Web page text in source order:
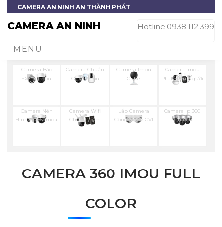
CAMERA AN NINH AN THÀNH PHÁT
CAMERA AN NINH Hotline 0938.112.399
MENU
Camera Báo
Động Imou
Camera Chuẩn
Onvif Imou
Camera Imou
Cube
Camera Imou
Phát Hiện Người
Camera Nén
Hình H.265 Imou
Camera Wifi
Chống Trộm
Imou
Lắp Camera
Công Nghệ CVI
Camera Ip 360
Vantech
CAMERA 360 IMOU FULL
COLOR